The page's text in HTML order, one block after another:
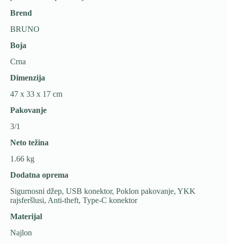
Brend
BRUNO
Boja
Crna
Dimenzija
47 x 33 x 17 cm
Pakovanje
3/1
Neto težina
1.66 kg
Dodatna oprema
Sigurnosni džep, USB konektor, Poklon pakovanje, YKK
rajsferšlusi, Anti-theft, Type-C konektor
Materijal
Najlon